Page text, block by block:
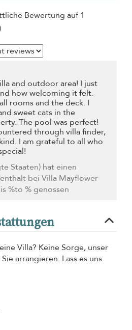
Bewertung auf 1
and outdoor area! I just
how welcoming it felt.
rooms and the deck. I
sweet cats in the
The pool was perfect!
through villa finder,
I am grateful to all who
Staaten) hat einen
bei Villa Mayflower
%to % genossen
Villa? Keine Sorge, unser
arrangieren. Lass es uns